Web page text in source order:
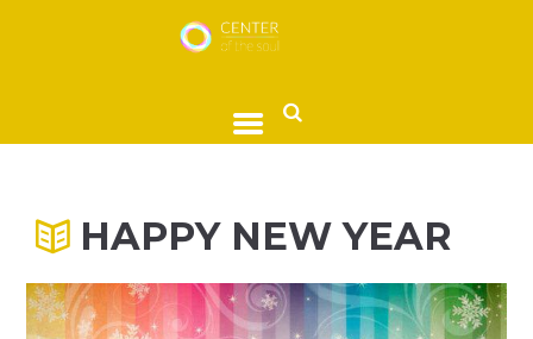
HAPPY NEW YEAR